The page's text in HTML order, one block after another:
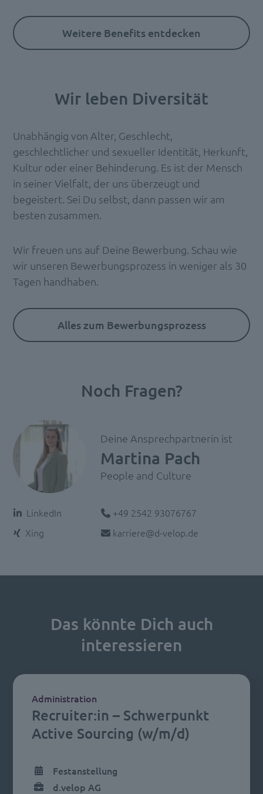
Weitere Benefits entdecken
Wir leben Diversität
Unabhängig von Alter, Geschlecht,
geschlechtlicher und sexueller Identität, Herkunft,
Kultur oder einer Behinderung. Es ist der Mensch
in seiner Vielfalt, der uns überzeugt und
begeistert. Sei Du selbst, dann passen wir am
besten zusammen.
Wir freuen uns auf Deine Bewerbung. Schau wie
wir unseren Bewerbungsprozess in weniger als 30
Tagen handhaben.
Alles zum Bewerbungsprozess
Noch Fragen?
Deine Ansprechpartnerin ist
Martina Pach
People and Culture
LinkedIn
Xing
Telefon:
+49 2542 93076767
E-Mail:
karriere@d-velop.de
Das könnte Dich auch
interessieren
Recruiter:in – Schwerpunkt
Active Sourcing (w/m/d)
Administration
Festanstellung
d.velop AG